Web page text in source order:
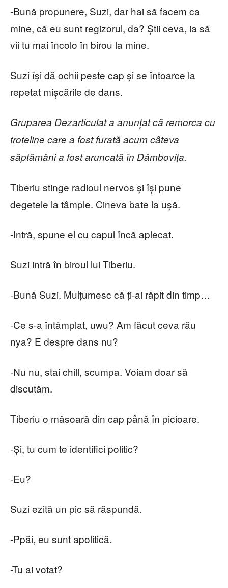
-Bună propunere, Suzi, dar hai să facem ca
mine, că eu sunt regizorul, da? Știi ceva, ia să
vii tu mai încolo în birou la mine.
Suzi își dă ochii peste cap și se întoarce la
repetat mișcările de dans.
Gruparea Dezarticulat a anunțat că remorca cu
troteline care a fost furată acum câteva
săptămâni a fost aruncată în Dâmbovița.
Tiberiu stinge radioul nervos și își pune
degetele la tâmple. Cineva bate la ușă.
-Intră, spune el cu capul încă aplecat.
Suzi intră în biroul lui Tiberiu.
-Bună Suzi. Mulțumesc că ți-ai răpit din timp…
-Ce s-a întâmplat, uwu? Am făcut ceva rău
nya? E despre dans nu?
-Nu nu, stai chill, scumpa. Voiam doar să
discutăm.
Tiberiu o măsoară din cap până în picioare.
-Și, tu cum te identifici politic?
-Eu?
Suzi ezită un pic să răspundă.
-Ppăi, eu sunt apolitică.
-Tu ai votat?